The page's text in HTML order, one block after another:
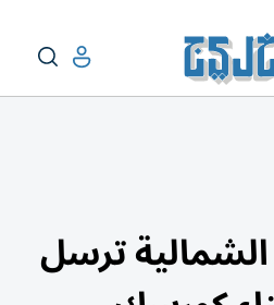
ترسل